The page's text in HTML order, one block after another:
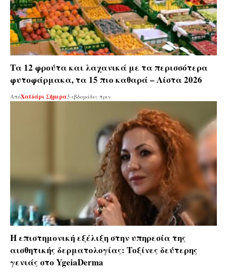
Tα 12 φρούτα και λαχανικά με τα περισσότερα
φυτοφάρμακα, τα 15 πιο καθαρά – Λίστα 2026
ΑπόΧαϊδάρι Σήμερα3 εβδομάδες πριν
Η επιστημονική εξέλιξη στην υπηρεσία της
αισθητικής δερματολογίας: Tοξίνες δεύτερης
γενιάς στο YgeiaDerma